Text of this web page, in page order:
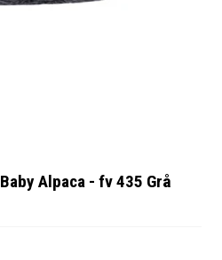
Alpaca - fv 435 Grå